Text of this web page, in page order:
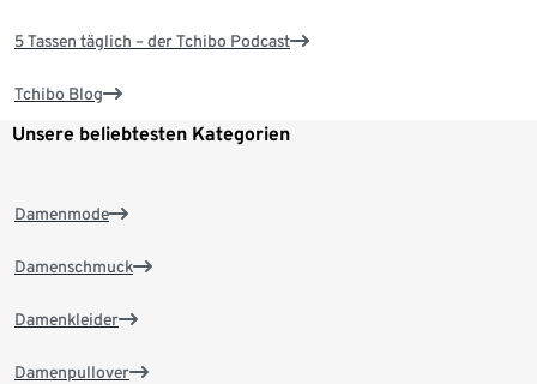
5 Tassen täglich – der Tchibo Podcast
Tchibo Blog
Unsere beliebtesten Kategorien
Damenmode
Damenschmuck
Damenkleider
Damenpullover